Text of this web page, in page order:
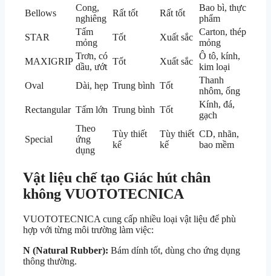
Bellows
Cong,
nghiêng
Rất tốt Rất tốt
Bao bì, thực
phẩm
STAR
Tấm
mỏng
Tốt Xuất sắc
Carton, thép
mỏng
MAXIGRIP
Trơn, có
dầu, ướt
Tốt Xuất sắc
Ô tô, kính,
kim loại
Oval
Dài, hẹp Trung bình Tốt
Thanh
nhôm, ống
Rectangular Tấm lớn Trung bình Tốt
Kính, đá,
gạch
Special
Theo
ứng
dụng
Tùy thiết
kế
Tùy thiết
kế
CD, nhãn,
bao mềm
Vật liệu chế tạo Giác hút chân
không VUOTOTECNICA
VUOTOTECNICA cung cấp nhiều loại vật liệu để phù
hợp với từng môi trường làm việc:
N (Natural Rubber): Bám dính tốt, dùng cho ứng dụng
thông thường.